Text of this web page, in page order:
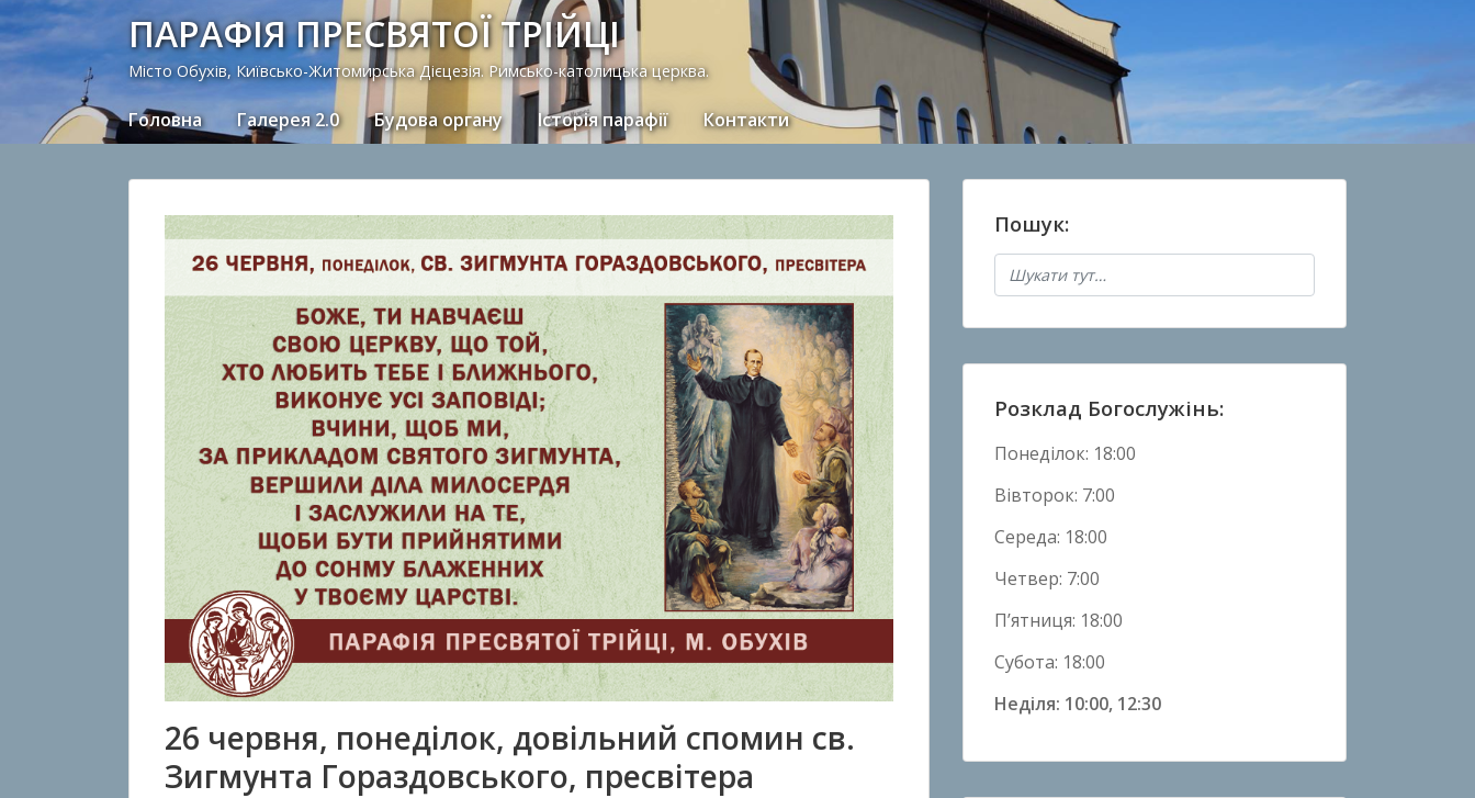
ПАРАФІЯ ПРЕСВЯТОЇ ТРІЙЦІ
Місто Обухів, Київсько-Житомирська Дієцезія. Римсько-католицька церква.
Головна Галерея 2.0 Будова органу Історія парафії Контакти
26 червня, понеділок, довільний спомин св.
Зигмунта Гораздовського, пресвітера
Пошук:
Розклад Богослужінь:
Понеділок: 18:00
Вівторок: 7:00
Середа: 18:00
Четвер: 7:00
П’ятниця: 18:00
Субота: 18:00
Неділя: 10:00, 12:30